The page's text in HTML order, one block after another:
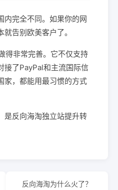
内完全不同。如果你的网
告别欧美客户了。
得非常完善。它不仅支持
接了PayPal和主流国际信
家，都能用最习惯的方式
是反向海淘独立站提升转
反向海淘为什么火了？